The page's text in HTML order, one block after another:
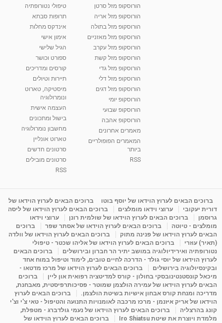
10:17
קרין גורן - העוגה המתגלצ’ת ללא קמח
38.5k צפיות
01:37
יוסי שר - מתמחה בשיטת אלכסנדר וטאי צ'י
2,738 צפיות
01:46
רנה רז-גילו -טיפול אנרגטי ויעוץ רוחני - נומרולוגית
2,314 צפיות
05:37
סודות בתאריך הלידה, משמעות חודש הלידה -
ינואר זינה ליבשיץ נומרולוגית
ליסה גרוסמן - המרכז לאימון התנהגותי - קשב
09:12
מדיטציה בדמיון מודרך - היכרות עם האני הפנימי
מאת admin 11 שנים 3,648 צפיות
פנינה מתוק - מרכז "נתיב הלב" בהרצליה-
מדיטציה-התחדשות
Shahar-vod
הורוסקופ מזל סרטן
הורוסקופ מזל אריה
הורוסקופ מזל בתולה
הורוסקופ מזל מאזניים
הורוסקופ מזל עקרב
הורוסקופ מזל קשת
הורוסקופ מזל גדי
הורוסקופ מזל דלי
הורוסקופ מזל דגים
הורוסקופ יומי
הורוסקופ שבועי
הורוסקופ אהבה
מאמרים אחרונים
המאמרים הפופולריים
ביותר
RSS
טיפולי נטורופתיה
תרופות סבתא
אינדקס מחלות
אימון אישי
הגיל שלישי
ספורט וכושר
קורסים ומדריכים
תיירות וטיולים
מיסטיקה, טארוט
ונומרולוגיה
העצמה אישית
בישול ומתכונים
מחשבון נומרולוגיה
טארוט אונליין
סרטונים חדשים
סרטונים מובילים
RSS
ברוכים הבאים לערוץ הוידאו של יוסף בוטו
ברוכים הבאים לערוץ הוידאו של
דורית יעקובי
ערוצי וידאו מומלצים
ברוכים הבאים לערוץ הוידאו של ליסה
גרוסמן
ברוכים הבאים לערוץ הוידאו של שולמית רונן
ערוצי וידאו
מומלצים - טיוטה
ברוכים הבאים לערוץ הוידאו של אסתר שפר
ברוכים
הבאים לערוץ הוידאו של פנינה מתוק
ברוכים הבאים לערוץ הוידאו של וולדה
(תאיר) עוזרי
ברוכים הבאים לערוץ הוידאו של אליהו שכטר - טיפולי
נטורופתיה ואירידיולוגיה במושב יתיר הר חברון ובירושלים
ברוכים הבאים
לערוץ הוידאו של יוסי גולד - הדרכה לחיים טובים, לימוד וטיפול במוח אחד
ובקינסיולוגיה בירושלים
ברוכים הבאים לערוץ הוידאו של מרכז מדטאו -
מיכאל קונסטנטינובסקי בחולון - קורס למדיטציה רפואית און ליין
ברוכים
הבאים לערוץ הוידאו של עמירה הולצמן שמוטר - פסיכותרפיסטית, מאבחנת,
מדריכה ומנחת קורס אבחון אישיות בשיטת הולצמן.
ברוכים הבאים לערוץ
הוידאו של אריק איזנמן - מרכז מרכבה לאומנויות התנועה והטיפול - טאי צ'י וצ'י
קונג בהרצליה
ברוכים הבאים לערוץ הוידאו של נעמי גולדברג - מטפלת,
מלמדת ויוצרת את שיטת Iro Shiatsu
ברוכים הבאים לערוץ הוידאו של